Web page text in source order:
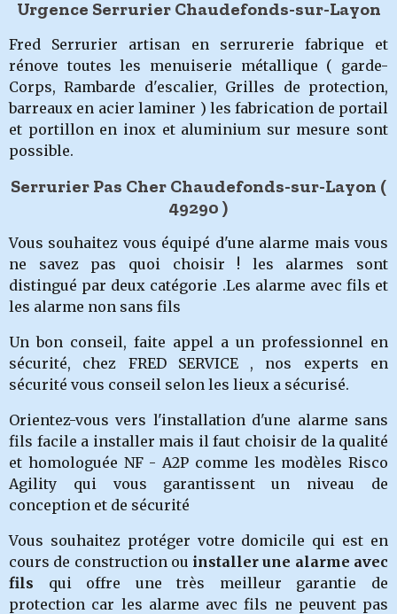
Urgence Serrurier Chaudefonds-sur-Layon
Fred Serrurier artisan en serrurerie fabrique et
rénove toutes les menuiserie métallique ( garde-
Corps, Rambarde d'escalier, Grilles de protection,
barreaux en acier laminer ) les fabrication de portail
et portillon en inox et aluminium sur mesure sont
possible.
Serrurier Pas Cher Chaudefonds-sur-Layon (
49290 )
Vous souhaitez vous équipé d'une alarme mais vous
ne savez pas quoi choisir ! les alarmes sont
distingué par deux catégorie .Les alarme avec fils et
les alarme non sans fils
Un bon conseil, faite appel a un professionnel en
sécurité, chez FRED SERVICE , nos experts en
sécurité vous conseil selon les lieux a sécurisé.
Orientez-vous vers l'installation d'une alarme sans
fils facile a installer mais il faut choisir de la qualité
et homologuée NF - A2P comme les modèles Risco
Agility qui vous garantissent un niveau de
conception et de sécurité
Vous souhaitez protéger votre domicile qui est en
cours de construction ou installer une alarme avec
fils qui offre une très meilleur garantie de
protection car les alarme avec fils ne peuvent pas